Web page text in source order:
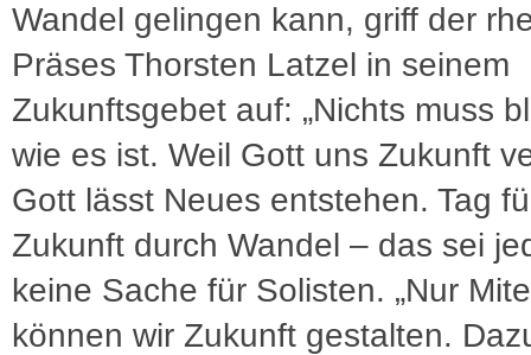
Wandel gelingen kann, griff der
Präses Thorsten Latzel in seinem
Zukunftsgebet auf: „Nichts muss
wie es ist. Weil Gott uns Zukunft
Gott lässt Neues entstehen. Tag
Zukunft durch Wandel – das sei
keine Sache für Solisten. „Nur
können wir Zukunft gestalten.